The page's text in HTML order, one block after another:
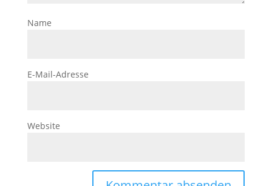
Name
E-Mail-Adresse
Website